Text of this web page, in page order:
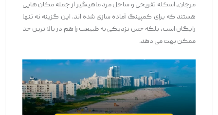
مرجان، اسکله تفریحی و ساحل مرد ماهیگیر از جمله مکان ‌هایی
هستند که برای کمپینگ آماده ‌سازی شده‌ اند. این گزینه نه تنها
رایگان است، بلکه حس نزدیکی به طبیعت را هم در بالا ترین حد
ممکن بهت می ‌دهد.